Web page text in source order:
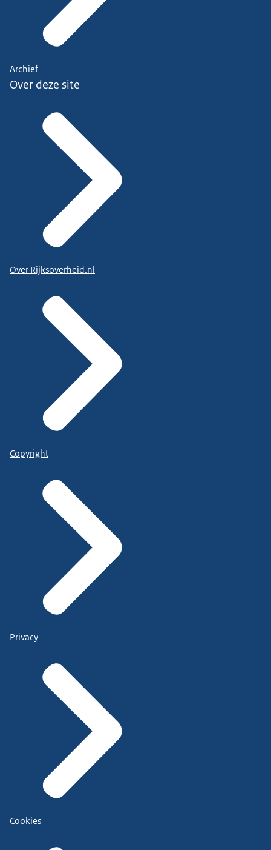
Archief
Over deze site
Over Rijksoverheid.nl
Copyright
Privacy
Cookies